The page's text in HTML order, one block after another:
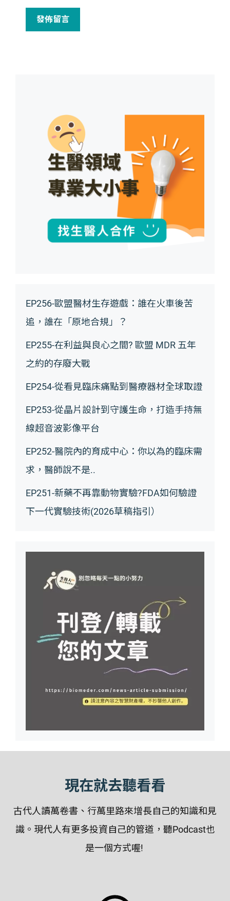
EP256-歐盟醫材生存遊戲：誰在火車後苦
追，誰在「原地合規」？
EP255-在利益與良心之間? 歐盟 MDR 五年
之約的存廢大戰
EP254-從看見臨床痛點到醫療器材全球取證
EP253-從晶片設計到守護生命，打造手持無
線超音波影像平台
EP252-醫院內的育成中心：你以為的臨床需
求，醫師說不是..
EP251-新藥不再靠動物實驗?FDA如何驗證
下一代實驗技術(2026草稿指引）
現在就去聽看看
古代人讀萬卷書、行萬里路來增長自己的知識和見
識。現代人有更多投資自己的管道，聽Podcast也
是一個方式喔!